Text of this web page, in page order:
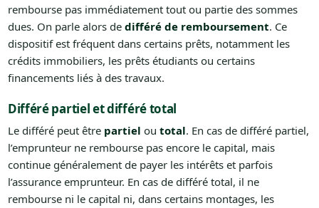
rembourse pas immédiatement tout ou partie des sommes
dues. On parle alors de différé de remboursement. Ce
dispositif est fréquent dans certains prêts, notamment les
crédits immobiliers, les prêts étudiants ou certains
financements liés à des travaux.
Différé partiel et différé total
Le différé peut être partiel ou total. En cas de différé partiel,
l’emprunteur ne rembourse pas encore le capital, mais
continue généralement de payer les intérêts et parfois
l’assurance emprunteur. En cas de différé total, il ne
rembourse ni le capital ni, dans certains montages, les